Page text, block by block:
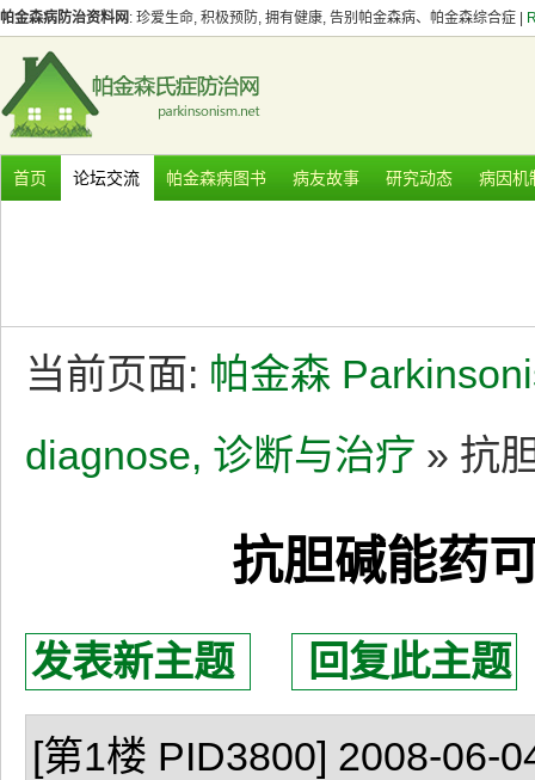
帕金森病防治资料网 : 珍爱生命, 积极预防, 拥有健康, 告别帕金森病、帕金森综合症 |
首页 论坛交流 帕金森病图书 病友故事 研究动态 病因机
当前页面: 帕金森
diagnose, 诊断与治疗 » 抗
抗胆碱能药
发表新主题 回复此主题
[第1楼 PID3800] 2008-06-